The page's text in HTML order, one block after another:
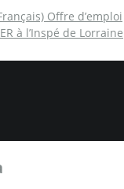
Offre d’emploi
à l’Inspé de Lorraine